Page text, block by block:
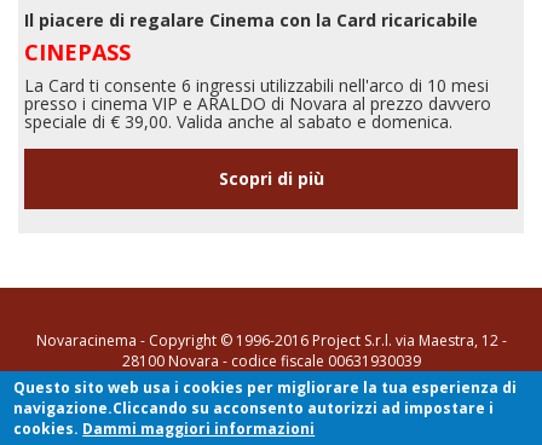
Il piacere di regalare Cinema con la Card ricaricabile
CINEPASS
La Card ti consente 6 ingressi utilizzabili nell'arco di 10 mesi
presso i cinema VIP e ARALDO di Novara al prezzo davvero
speciale di € 39,00. Valida anche al sabato e domenica.
Scopri di più
Novaracinema - Copyright © 1996-2016 Project S.r.l. via Maestra, 12 -
28100 Novara - codice fiscale 00631930039
tel. 0321 35731- info@novaracinema.it
[Privacy Policy e Cookie Policy]- Sito realizzato da
Questo sito web usa i cookies per migliorare la tua esperienza di
navigazione.Cliccando su acconsento autorizzi ad impostare i
cookies. Dammi maggiori informazioni